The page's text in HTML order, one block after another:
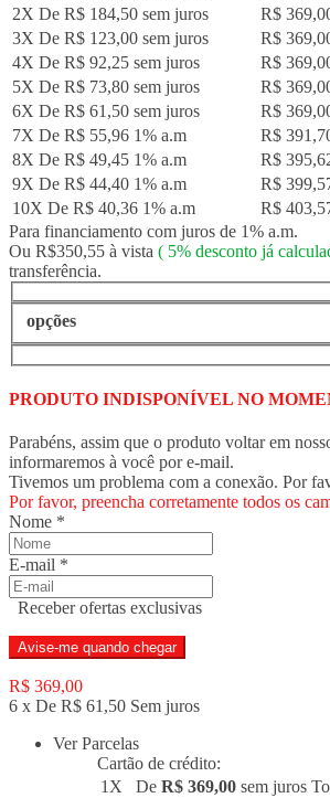
2X De R$ 184,50 sem juros
R$
3X De R$ 123,00 sem juros
R$
4X De R$ 92,25 sem juros
R$
5X De R$ 73,80 sem juros
R$
6X De R$ 61,50 sem juros
R$
7X De R$ 55,96 1% a.m
R$
8X De R$ 49,45 1% a.m
R$
9X De R$ 44,40 1% a.m
R$
10X De R$ 40,36 1% a.m
R$
Para financiamento com juros de 1% a.m.
Ou R$350,55 à vista ( 5% desconto já
transferência.
opções
PRODUTO INDISPONÍVEL NO
Parabéns, assim que o produto voltar em
informaremos à você por e-mail.
Tivemos um problema com a conexão. Por
Por favor, preencha corretamente todos os
Nome *
E-mail *
Receber ofertas exclusivas
Avise-me quando chegar
R$ 369,00
6 x De R$ 61,50 Sem juros
Ver Parcelas
Cartão de crédito:
1X
De R$ 369,00 sem juros